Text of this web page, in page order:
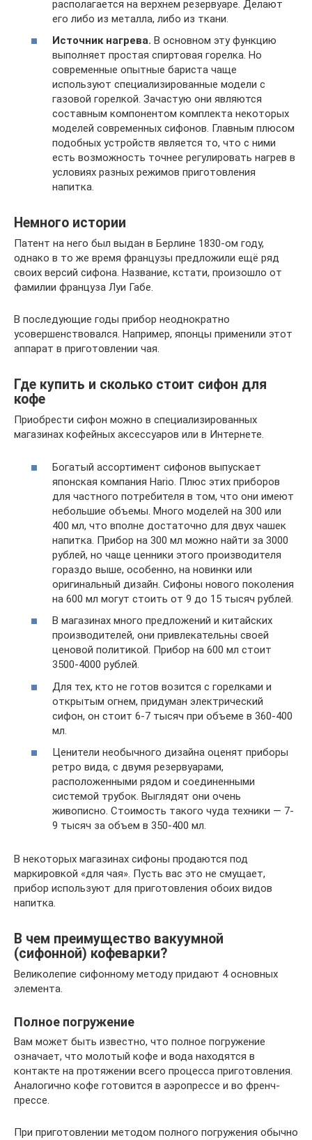
располагается на верхнем резервуаре. Делают
его либо из металла, либо из ткани.
Источник нагрева. В основном эту функцию
выполняет простая спиртовая горелка. Но
современные опытные бариста чаще
используют специализированные модели с
газовой горелкой. Зачастую они являются
составным компонентом комплекта некоторых
моделей современных сифонов. Главным плюсом
подобных устройств является то, что с ними
есть возможность точнее регулировать нагрев в
условиях разных режимов приготовления
напитка.
Немного истории
Патент на него был выдан в Берлине 1830-ом году,
однако в то же время французы предложили ещё ряд
своих версий сифона. Название, кстати, произошло от
фамилии француза Луи Габе.
В последующие годы прибор неоднократно
усовершенствовался. Например, японцы применили этот
аппарат в приготовлении чая.
Где купить и сколько стоит сифон для
кофе
Приобрести сифон можно в специализированных
магазинах кофейных аксессуаров или в Интернете.
Богатый ассортимент сифонов выпускает
японская компания Hario. Плюс этих приборов
для частного потребителя в том, что они имеют
небольшие объемы. Много моделей на 300 или
400 мл, что вполне достаточно для двух чашек
напитка. Прибор на 300 мл можно найти за 3000
рублей, но чаще ценники этого производителя
гораздо выше, особенно, на новинки или
оригинальный дизайн. Сифоны нового поколения
на 600 мл могут стоить от 9 до 15 тысяч рублей.
В магазинах много предложений и китайских
производителей, они привлекательны своей
ценовой политикой. Прибор на 600 мл стоит
3500-4000 рублей.
Для тех, кто не готов возится с горелками и
открытым огнем, придуман электрический
сифон, он стоит 6-7 тысяч при объеме в 360-400
мл.
Ценители необычного дизайна оценят приборы
ретро вида, с двумя резервуарами,
расположенными рядом и соединенными
системой трубок. Выглядят они очень
живописно. Стоимость такого чуда техники — 7-
9 тысяч за объем в 350-400 мл.
В некоторых магазинах сифоны продаются под
маркировкой «для чая». Пусть вас это не смущает,
прибор используют для приготовления обоих видов
напитка.
В чем преимущество вакуумной
(сифонной) кофеварки?
Великолепие сифонному методу придают 4 основных
элемента.
Полное погружение
Вам может быть известно, что полное погружение
означает, что молотый кофе и вода находятся в
контакте на протяжении всего процесса приготовления.
Аналогично кофе готовится в аэропрессе и во френч-
прессе.
При приготовлении методом полного погружения обычно